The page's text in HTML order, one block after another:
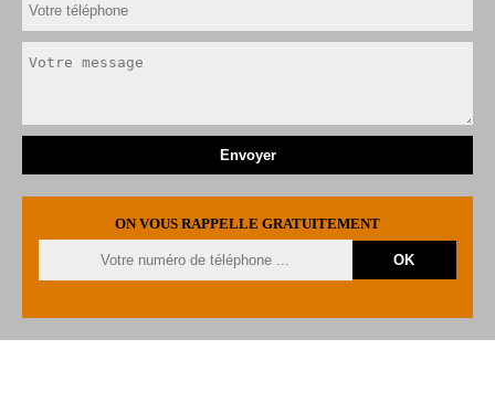
ON VOUS RAPPELLE GRATUITEMENT